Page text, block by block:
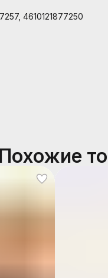
4610121877250
Похожие